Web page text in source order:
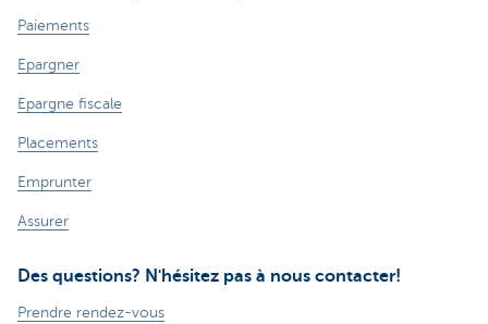
Paiements
Epargner
Epargne fiscale
Placements
Emprunter
Assurer
Des questions? N'hésitez pas à nous contacter!
Prendre rendez-vous